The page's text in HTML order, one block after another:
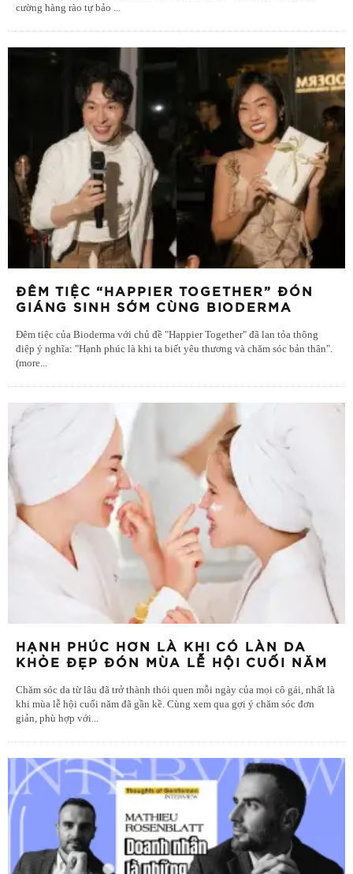
cường hàng rào tự bảo ...
ĐÊM TIỆC “HAPPIER TOGETHER” ĐÓN
GIÁNG SINH SỚM CÙNG BIODERMA
Đêm tiệc của Bioderma với chủ đề "Happier Together" đã lan tỏa thông
điệp ý nghĩa: "Hạnh phúc là khi ta biết yêu thương và chăm sóc bản thân".
(more
HẠNH PHÚC HƠN LÀ KHI CÓ LÀN DA
KHỎE ĐẸP ĐÓN MÙA LỄ HỘI CUỐI NĂM
Chăm sóc da từ lâu đã trở thành thói quen mỗi ngày của mọi cô gái, nhất là
khi mùa lễ hội cuối năm đã gần kề. Cùng xem qua gợi ý chăm sóc đơn
giản, phù hợp với